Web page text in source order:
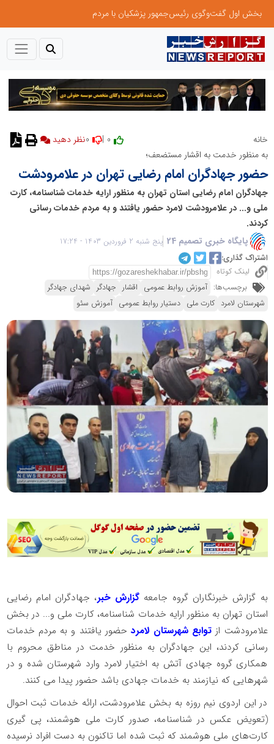
بخش اول گفت‌وگوی رئیس‌جمهور پزشکیان با مردم
خانه
نظر دهید
به منظور خدمت به اقشار مستضعف؛
حضور جهادگران امام رضایی تهران در علامرودشت
جهادگران امام رضایی استان تهران به منظور ارایه خدمات شناسنامه، کارت
ملی و... در علامرودشت لامرد حضور یافتند و به مردم خدمات رسانی
کردند.
پایگاه خبری تصمیم 24
پنج شنبه 2 فروردین 1403 - 17:24
اشتراک گذاری:
لینک کوتاه
برچسب‌ها: آموزش روابط عمومی اقشار جهادگر شهدای جهادگر
شهرستان لامرد کارت ملی دستیار روابط عمومی آموزش سئو
به گزارش خبرنگاران گروه جامعهگزارش خبر، جهادگران امام رضایی
استان تهران به منظور ارایه خدمات شناسنامه، کارت ملی و... در بخش
علامرودشت ازتوابع شهرستان لامرد حضور یافتند و به مردم خدمات
رسانی کردند، این جهادگران به منظور خدمت در مناطق محروم با
همکاری گروه جهادی آتش به اختیار لامرد وارد شهرستان شده و در
شهرهایی که نیازمند به خدمات جهادی باشد حضور پیدا می کنند.
در این اردوی نیم روزه به بخش علامرودشت، ارائه خدمات ثبت احوال
(تعویض عکس در شناسنامه، صدور کارت ملی هوشمند، پی گیری
کارت‌های ملی هوشمند که ثبت شده اما تاکنون به دست افراد نرسیده